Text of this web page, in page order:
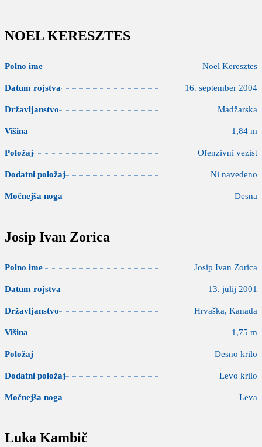
NOEL KERESZTES
Polno ime Noel Keresztes
Datum rojstva 16. september 2004
Državljanstvo Madžarska
Višina 1,84 m
Položaj Ofenzivni vezist
Dodatni položaj Ni navedeno
Močnejša noga Desna
Josip Ivan Zorica
Polno ime Josip Ivan Zorica
Datum rojstva 13. julij 2001
Državljanstvo Hrvaška, Kanada
Višina 1,75 m
Položaj Desno krilo
Dodatni položaj Levo krilo
Močnejša noga Leva
Luka Kambič